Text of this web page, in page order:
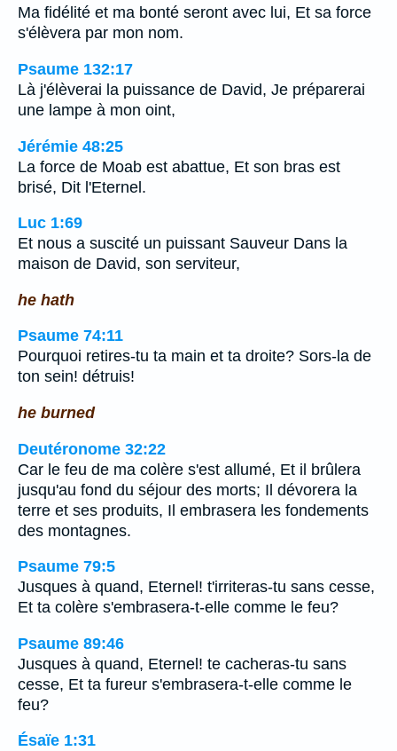
Ma fidélité et ma bonté seront avec lui, Et sa force
s'élèvera par mon nom.
Psaume 132:17
Là j'élèverai la puissance de David, Je préparerai
une lampe à mon oint,
Jérémie 48:25
La force de Moab est abattue, Et son bras est
brisé, Dit l'Eternel.
Luc 1:69
Et nous a suscité un puissant Sauveur Dans la
maison de David, son serviteur,
he hath
Psaume 74:11
Pourquoi retires-tu ta main et ta droite? Sors-la de
ton sein! détruis!
he burned
Deutéronome 32:22
Car le feu de ma colère s'est allumé, Et il brûlera
jusqu'au fond du séjour des morts; Il dévorera la
terre et ses produits, Il embrasera les fondements
des montagnes.
Psaume 79:5
Jusques à quand, Eternel! t'irriteras-tu sans cesse,
Et ta colère s'embrasera-t-elle comme le feu?
Psaume 89:46
Jusques à quand, Eternel! te cacheras-tu sans
cesse, Et ta fureur s'embrasera-t-elle comme le
feu?
Ésaïe 1:31